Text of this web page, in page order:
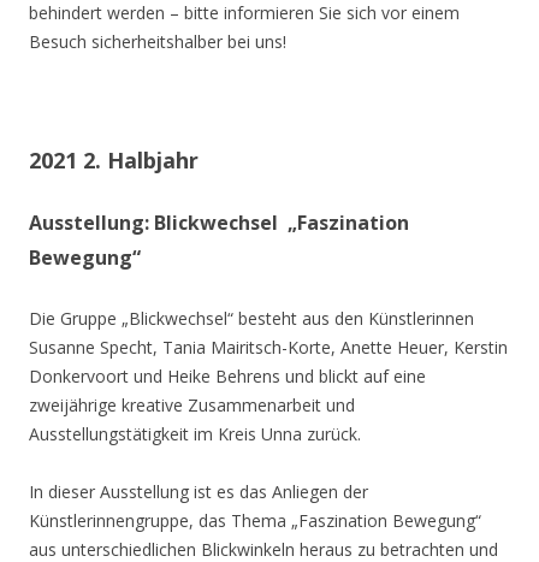
behindert werden – bitte informieren Sie sich vor einem
Besuch sicherheitshalber bei uns!
2021 2. Halbjahr
Ausstellung: Blickwechsel „Faszination
Bewegung“
Die Gruppe „Blickwechsel“ besteht aus den Künstlerinnen
Susanne Specht, Tania Mairitsch-Korte, Anette Heuer, Kerstin
Donkervoort und Heike Behrens und blickt auf eine
zweijährige kreative Zusammenarbeit und
Ausstellungstätigkeit im Kreis Unna zurück.
In dieser Ausstellung ist es das Anliegen der
Künstlerinnengruppe, das Thema „Faszination Bewegung“
aus unterschiedlichen Blickwinkeln heraus zu betrachten und